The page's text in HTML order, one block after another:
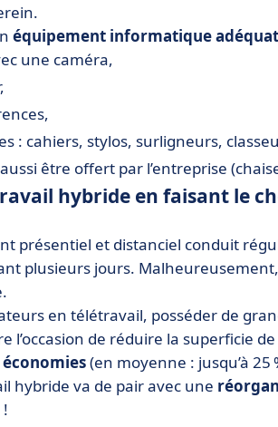
équipement informatique adéquat
une caméra,
: cahiers, stylos, surligneurs,
être offert par l’entreprise
hybride en faisant le
présentiel et distanciel conduit
plusieurs jours.
en télétravail, posséder de
l’occasion de réduire la superficie
économies(en moyenne : jusqu’à 25
hybride va de pair avec une
!